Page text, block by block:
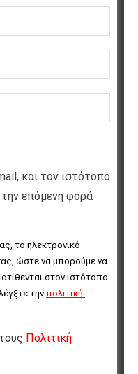
και τον ιστότοπο
επόμενη φορά
το ηλεκτρονικό
ώστε να μπορούμε να
στον ιστότοπο.
την πολιτική
Πολιτική